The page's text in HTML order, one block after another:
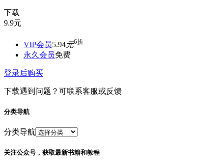
下载
9.9元
VIP会员5.94元6折
永久会员免费
登录后购买
下载遇到问题？可联系客服或反馈
分类导航
分类导航
关注公众号，获取最新书籍和教程